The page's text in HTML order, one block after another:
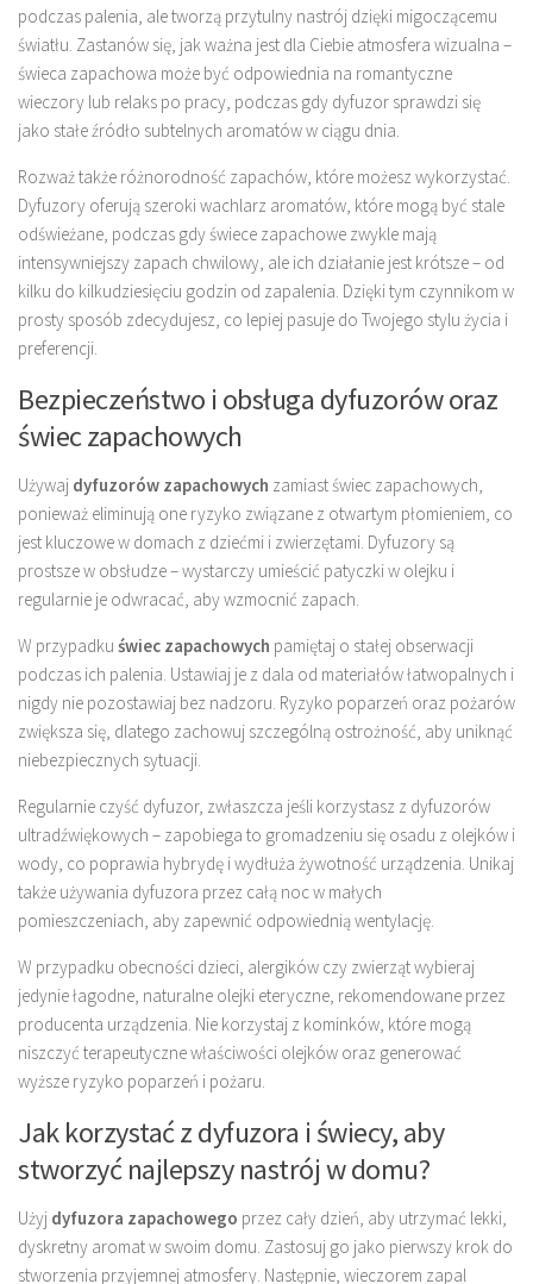
podczas palenia, ale tworzą przytulny nastrój dzięki migoczącemu
światłu. Zastanów się, jak ważna jest dla Ciebie atmosfera wizualna –
świeca zapachowa może być odpowiednia na romantyczne
wieczory lub relaks po pracy, podczas gdy dyfuzor sprawdzi się
jako stałe źródło subtelnych aromatów w ciągu dnia.
Rozważ także różnorodność zapachów, które możesz wykorzystać.
Dyfuzory oferują szeroki wachlarz aromatów, które mogą być stale
odświeżane, podczas gdy świece zapachowe zwykle mają
intensywniejszy zapach chwilowy, ale ich działanie jest krótsze – od
kilku do kilkudziesięciu godzin od zapalenia. Dzięki tym czynnikom w
prosty sposób zdecydujesz, co lepiej pasuje do Twojego stylu życia i
preferencji.
Bezpieczeństwo i obsługa dyfuzorów oraz
świec zapachowych
Używaj dyfuzorów zapachowych zamiast świec zapachowych,
ponieważ eliminują one ryzyko związane z otwartym płomieniem, co
jest kluczowe w domach z dziećmi i zwierzętami. Dyfuzory są
prostsze w obsłudze – wystarczy umieścić patyczki w olejku i
regularnie je odwracać, aby wzmocnić zapach.
W przypadku świec zapachowych pamiętaj o stałej obserwacji
podczas ich palenia. Ustawiaj je z dala od materiałów łatwopalnych i
nigdy nie pozostawiaj bez nadzoru. Ryzyko poparzeń oraz pożarów
zwiększa się, dlatego zachowuj szczególną ostrożność, aby uniknąć
niebezpiecznych sytuacji.
Regularnie czyść dyfuzor, zwłaszcza jeśli korzystasz z dyfuzorów
ultradźwiękowych – zapobiega to gromadzeniu się osadu z olejków i
wody, co poprawia hybrydę i wydłuża żywotność urządzenia. Unikaj
także używania dyfuzora przez całą noc w małych
pomieszczeniach, aby zapewnić odpowiednią wentylację.
W przypadku obecności dzieci, alergików czy zwierząt wybieraj
jedynie łagodne, naturalne olejki eteryczne, rekomendowane przez
producenta urządzenia. Nie korzystaj z kominków, które mogą
niszczyć terapeutyczne właściwości olejków oraz generować
wyższe ryzyko poparzeń i pożaru.
Jak korzystać z dyfuzora i świecy, aby
stworzyć najlepszy nastrój w domu?
Użyj dyfuzora zapachowego przez cały dzień, aby utrzymać lekki,
dyskretny aromat w swoim domu. Zastosuj go jako pierwszy krok do
stworzenia przyjemnej atmosfery. Następnie, wieczorem zapal